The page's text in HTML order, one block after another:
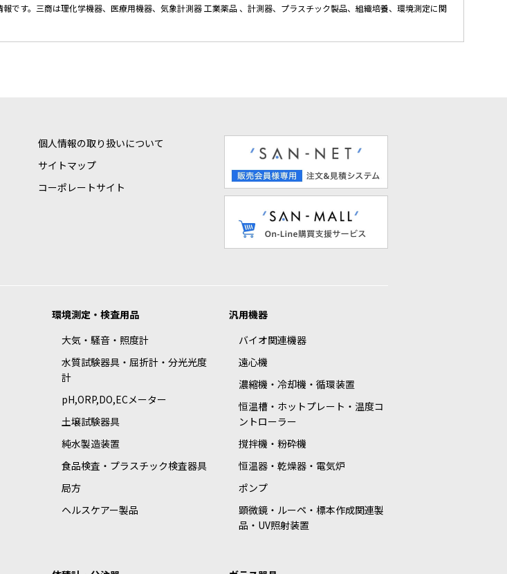
す。三商は理化学機器、医療用機器、気象計測器 工業薬品 、計測器、プラスチック製品、組織培養、環境測定に関
個人情報の取り扱いについて
サイトマップ
コーポレートサイト
環境測定・検査用品
大気・騒音・照度計
水質試験器具・屈折計・分光光度
計
pH,ORP,DO,ECメーター
土壌試験器具
純水製造装置
食品検査・プラスチック検査器具
局方
ヘルスケアー製品
汎用機器
バイオ関連機器
遠心機
濃縮機・冷却機・循環装置
恒温槽・ホットプレート・温度コ
ントローラー
撹拌機・粉砕機
恒温器・乾燥器・電気炉
ポンプ
顕微鏡・ルーペ・標本作成関連製
品・UV照射装置